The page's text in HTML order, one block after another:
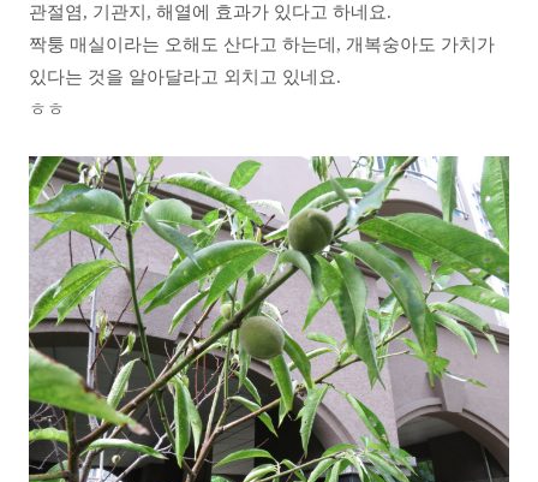
관절염, 기관지, 해열에 효과가 있다고 하네요.
짝퉁 매실이라는 오해도 산다고 하는데, 개복숭아도 가치가
있다는 것을 알아달라고 외치고 있네요.
ㅎㅎ